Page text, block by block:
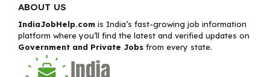
ABOUT US
IndiaJobHelp.com is India’s fast-growing job information
platform where you’ll find the latest and verified updates on
Government and Private Jobs from every state.